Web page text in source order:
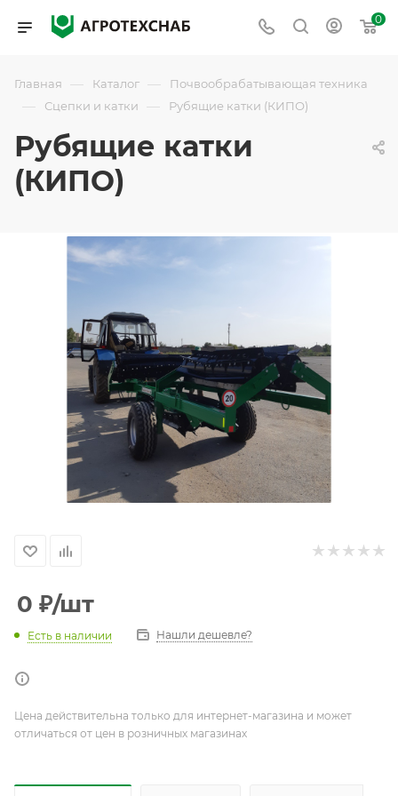
0
Главная — Каталог — Почвообрабатывающая техника
— Сцепки и катки — Рубящие катки (КИПО)
Рубящие катки
(КИПО)
0 ₽/шт
Есть в наличии Нашли дешевле?
Цена действительна только для интернет-магазина и может
отличаться от цен в розничных магазинах